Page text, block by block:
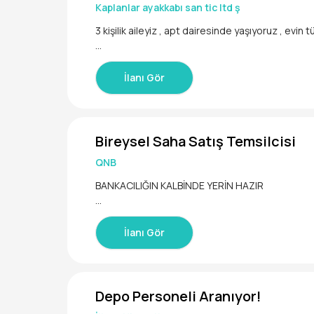
Aranan Nitelikler:
-Tercihen restoran/cafe deneyimi
Kaplanlar ayakkabı san tic ltd ş
3 kişilik aileyiz , apt dairesinde yaşıyoruz , evin tüm işlerini ( temizlik, çamaşır , yemek ) işlerini halladebilecek bir çalışan aramaktayız
İlanı Gör
Bireysel Saha Satış Temsilcisi
QNB
BANKACILIĞIN KALBİNDE YERİN HAZIR
Bankacılık mesleğinin kalbinde müşterilerin
becerilerini kullanarak fark yaratabileceğini
rdesin.
en QNB’nin yarattığı fırsatların rahatlığını
İlanı Gör
Depo Personeli Aranıyor!